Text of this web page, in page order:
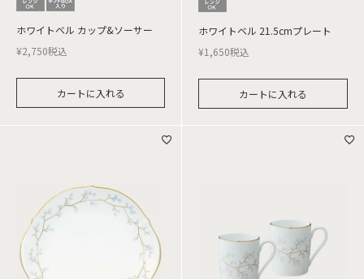
ホワイトベル カップ&ソーサー
¥2,750税込
カートに入れる
ホワイトベル 21.5cmプレート
¥1,650税込
カートに入れる